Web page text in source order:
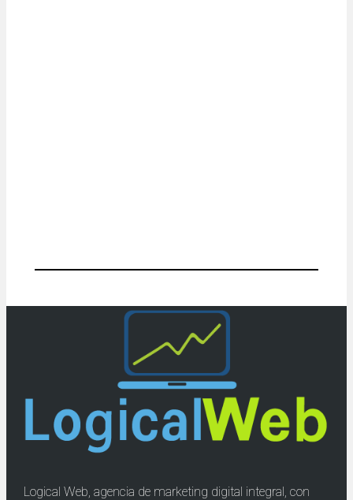
Logical Web, agencia de marketing digital integral, con